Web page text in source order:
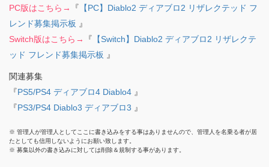
PC版はこちら→ 『 【PC】Diablo2 ディアブロ2 リザレクテッド フ
レンド募集掲示板 』
Switch版はこちら→
『 【Switch】Diablo2 ディアブロ2 リザレクテ
ッド フレンド募集掲示板 』
関連募集
『PS5/PS4 ディアブロ4 Diablo4 』
『PS3/PS4 Diablo3 ディアブロ3 』
※ 管理人が管理人としてここに書き込みをする事はありませんので、管理人を名乗る者が居
たとしても信用しないようにお願い致します。
※ 募集以外の書き込みに対しては削除＆規制する事があります。